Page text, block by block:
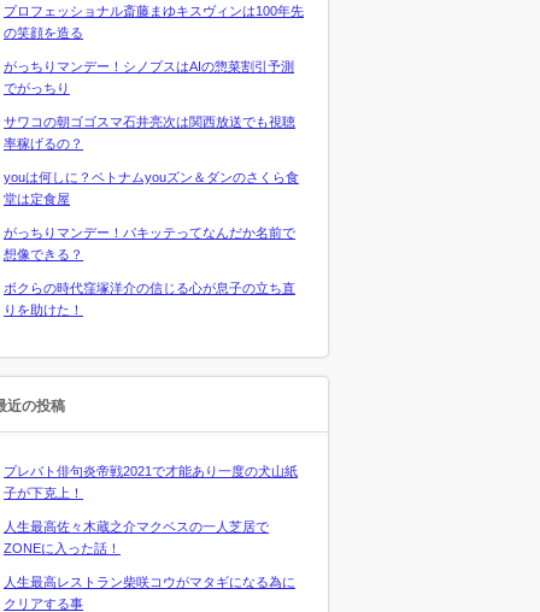
プロフェッショナル斎藤まゆキスヴィンは100年先
の笑顔を造る
がっちりマンデー！シノプスはAIの惣菜割引予測
でがっちり
サワコの朝ゴゴスマ石井亮次は関西放送でも視聴
率稼げるの？
youは何しに？ベトナムyouズン＆ダンのさくら食
堂は定食屋
がっちりマンデー！パキッテってなんだか名前で
想像できる？
ボクらの時代窪塚洋介の信じる心が息子の立ち直
りを助けた！
近の投稿
プレバト俳句炎帝戦2021で才能あり一度の犬山紙
子が下克上！
人生最高佐々木蔵之介マクベスの一人芝居で
ZONEに入った話！
人生最高レストラン柴咲コウがマタギになる為に
クリアする事